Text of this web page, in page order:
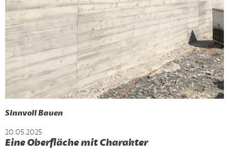
Sinnvoll Bauen
20.05.2025
Eine Oberfläche mit Charakter